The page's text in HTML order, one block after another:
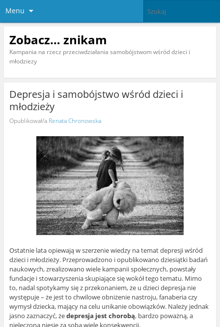
Menu
Zobacz… znikam
Kampania na rzecz przeciwdziałania samobójstwom wśród dzieci i
młodziezy
Depresja i samobójstwo wśród dzieci i
młodzieży
Opublikował/a Renata Chronowska
Ostatnie lata opiewają w szerzenie wiedzy na temat depresji wśród
dzieci i młodzieży. Przeprowadzono i opublikowano dziesiątki badań
naukowych, zrealizowano wiele kampanii społecznych, powstały
fundacje i stowarzyszenia skupiające się wokół tego tematu. Mimo
to, nadal spotykamy się z przekonaniem, że u dzieci depresja nie
występuje – że jest to chwilowe obniżenie nastroju, fanaberia czy
wymysł dziecka, mający na celu unikanie obowiązków. Należy jednak
jasno zaznaczyć, żedepresja jest chorobą, bardzo poważną, a
nieleczona niesie za sobą wiele konsekwencji.